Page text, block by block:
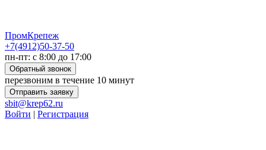
ПромКрепеж
+7(4912)50-37-50
пн-пт: с 8:00 до 17:00
Обратный звонок
перезвоним в течение 10 минут
Отправить заявку
sbit@krep62.ru
Войти | Регистрация